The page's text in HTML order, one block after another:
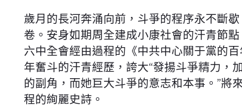
歲月的長河奔涌向前，斗爭的程序永不斷
卷。安身如期周全建成小康社會的汗青節
六中全會經由過程的《中共中心關于黨的
年奮斗的汗青經歷，誇大“發揚斗爭精力，
的副角，而她巨大斗爭的意志和本事。”將
程的絢麗史詩。